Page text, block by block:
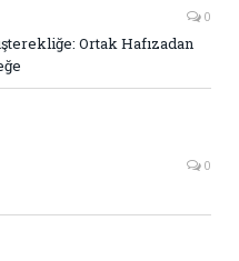
0
Ortak Hafızadan
0